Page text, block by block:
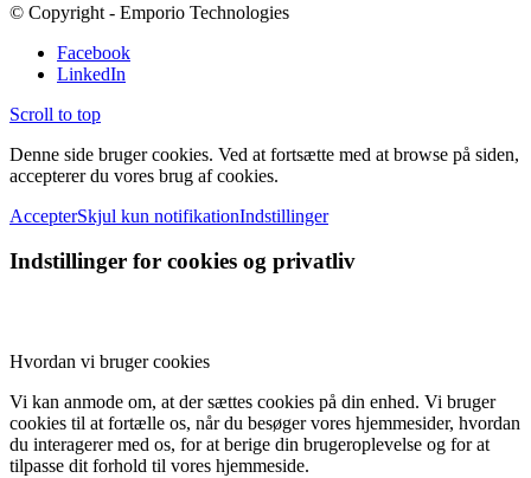
© Copyright - Emporio Technologies
Facebook
LinkedIn
Scroll to top
Denne side bruger cookies. Ved at fortsætte med at browse på siden,
accepterer du vores brug af cookies.
AccepterSkjul kun notifikationIndstillinger
Indstillinger for cookies og privatliv
Hvordan vi bruger cookies
Vi kan anmode om, at der sættes cookies på din enhed. Vi bruger
cookies til at fortælle os, når du besøger vores hjemmesider, hvordan
du interagerer med os, for at berige din brugeroplevelse og for at
tilpasse dit forhold til vores hjemmeside.